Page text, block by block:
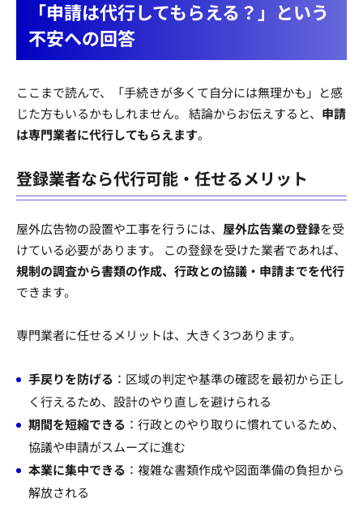
「申請は代行してもらえる？」という
不安への回答
ここまで読んで、「手続きが多くて自分には無理かも」と感
じた方もいるかもしれません。 結論からお伝えすると、 申請
は専門業者に代行してもらえます。
登録業者なら代行可能・任せるメリット
屋外広告物の設置や工事を行うには、 屋外広告業の登録を受
けている必要があります。 この登録を受けた業者であれば、
規制の調査から書類の作成、行政との協議・申請までを代行
できます。
専門業者に任せるメリットは、大きく3つあります。
手戻りを防げる ：区域の判定や基準の確認を最初から正し
く行えるため、設計のやり直しを避けられる
期間を短縮できる ：行政とのやり取りに慣れているため、
協議や申請がスムーズに進む
本業に集中できる ：複雑な書類作成や図面準備の負担から
解放される